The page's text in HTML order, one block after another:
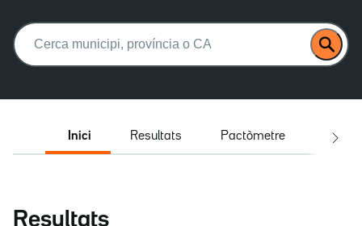
Buscar:
Inici Resultats Pactòmetre
Resultats